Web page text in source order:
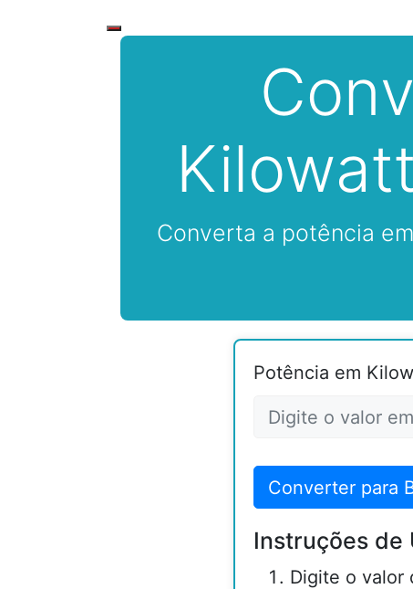
Converta a potência
Potência em
Converter para
Instruções de
Digite o valor